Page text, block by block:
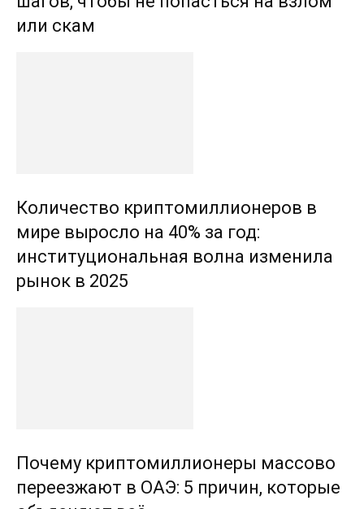
или скам
Количество криптомиллионеров в
мире выросло на 40% за год:
институциональная волна изменила
рынок в 2025
Почему криптомиллионеры массово
переезжают в ОАЭ: 5 причин, которые